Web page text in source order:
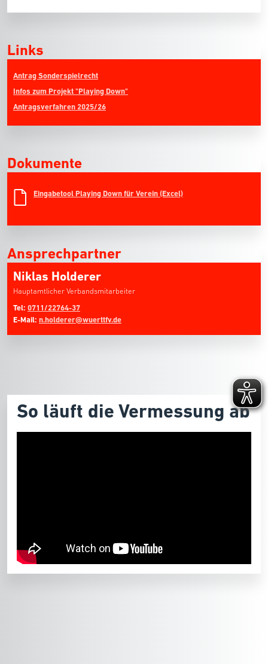
Links
Antrag Sonderspielrecht
Infos zum Projekt "Playing Down"
Antragsverfahren 2025/26
Dokumente
Eingabetool Playing Down für Verein (Excel)
Ansprechpartner
Niklas Holderer
Hauptamtlicher Verbandsmitarbeiter
Tel: 0711/22764-37
E-Mail: n.holderer@wuerttfv.de
So läuft die Vermessung ab